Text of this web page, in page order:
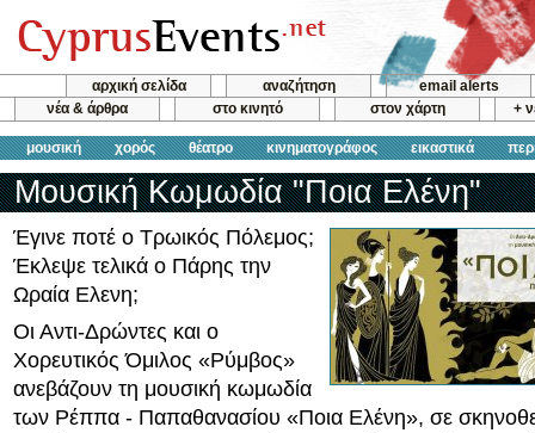
αρχική σελίδα αναζήτηση
email alerts
νέα & άρθρα
στο κινητό στον χάρτη +
μουσική χορός θέατρο κινηματογράφος εικαστικά
Μουσική Κωμωδία "Ποια Ελένη"
Έγινε ποτέ ο Τρωικός Πόλεμος;
Έκλεψε τελικά ο Πάρης την
Ωραία Ελενη;
Οι Αντι-Δρώντες και ο
Χορευτικός Όμιλος «Ρύμβος»
ανεβάζουν τη μουσική κωμωδία
των Ρέππα - Παπαθανασίου «Ποια Ελένη», σε